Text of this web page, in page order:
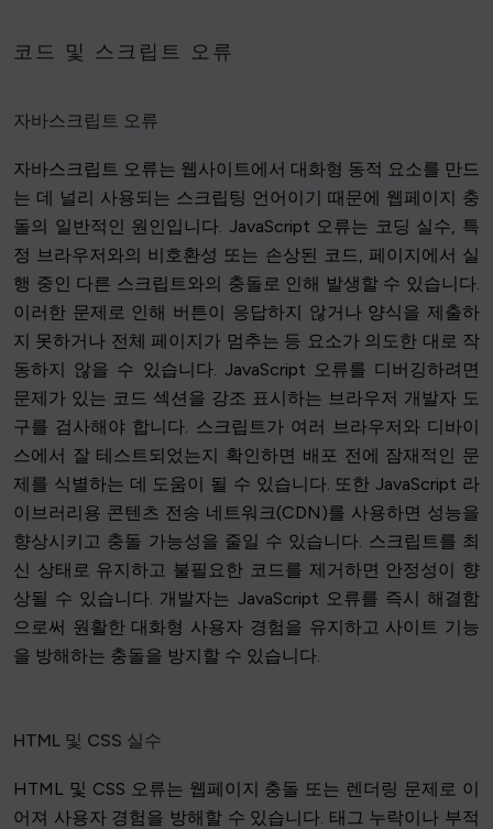
코드 및 스크립트 오류
자바스크립트 오류
자바스크립트 오류는 웹사이트에서 대화형 동적 요소를 만드
는 데 널리 사용되는 스크립팅 언어이기 때문에 웹페이지 충
돌의 일반적인 원인입니다. JavaScript 오류는 코딩 실수, 특
정 브라우저와의 비호환성 또는 손상된 코드, 페이지에서 실
행 중인 다른 스크립트와의 충돌로 인해 발생할 수 있습니다.
이러한 문제로 인해 버튼이 응답하지 않거나 양식을 제출하
지 못하거나 전체 페이지가 멈추는 등 요소가 의도한 대로 작
동하지 않을 수 있습니다. JavaScript 오류를 디버깅하려면
문제가 있는 코드 섹션을 강조 표시하는 브라우저 개발자 도
구를 검사해야 합니다. 스크립트가 여러 브라우저와 디바이
스에서 잘 테스트되었는지 확인하면 배포 전에 잠재적인 문
제를 식별하는 데 도움이 될 수 있습니다. 또한 JavaScript 라
이브러리용 콘텐츠 전송 네트워크(CDN)를 사용하면 성능을
향상시키고 충돌 가능성을 줄일 수 있습니다. 스크립트를 최
신 상태로 유지하고 불필요한 코드를 제거하면 안정성이 향
상될 수 있습니다. 개발자는 JavaScript 오류를 즉시 해결함
으로써 원활한 대화형 사용자 경험을 유지하고 사이트 기능
을 방해하는 충돌을 방지할 수 있습니다.
HTML 및 CSS 실수
HTML 및 CSS 오류는 웹페이지 충돌 또는 렌더링 문제로 이
어져 사용자 경험을 방해할 수 있습니다. 태그 누락이나 부적